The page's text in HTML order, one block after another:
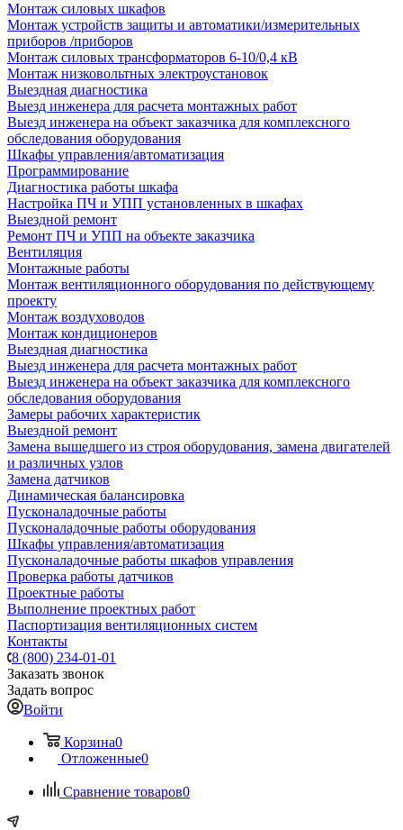
Монтаж силовых шкафов
Монтаж устройств защиты и автоматики/измерительных
приборов /приборов
Монтаж силовых трансформаторов 6-10/0,4 кВ
Монтаж низковольтных электроустановок
Выездная диагностика
Выезд инженера для расчета монтажных работ
Выезд инженера на объект заказчика для комплексного
обследования оборудования
Шкафы управления/автоматизация
Программирование
Диагностика работы шкафа
Настройка ПЧ и УПП установленных в шкафах
Выездной ремонт
Ремонт ПЧ и УПП на объекте заказчика
Вентиляция
Монтажные работы
Монтаж вентиляционного оборудования по действующему
проекту
Монтаж воздуховодов
Монтаж кондиционеров
Выездная диагностика
Выезд инженера для расчета монтажных работ
Выезд инженера на объект заказчика для комплексного
обследования оборудования
Замеры рабочих характеристик
Выездной ремонт
Замена вышедшего из строя оборудования, замена двигателей
и различных узлов
Замена датчиков
Динамическая балансировка
Пусконаладочные работы
Пусконаладочные работы оборудования
Шкафы управления/автоматизация
Пусконаладочные работы шкафов управления
Проверка работы датчиков
Проектные работы
Выполнение проектных работ
Паспортизация вентиляционных систем
Контакты
8 (800) 234-01-01
Заказать звонок
Задать вопрос
Войти
Корзина0
Отложенные0
Сравнение товаров0